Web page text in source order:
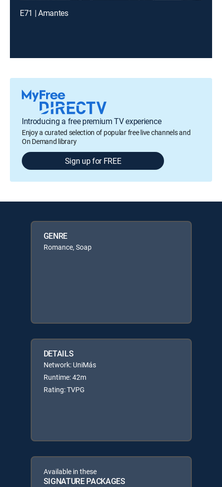
E71 | Amantes
Introducing a free premium TV experience
Enjoy a curated selection of popular free live channels and
On Demand library
Sign up for FREE
GENRE
Romance, Soap
DETAILS
Network: UniMás
Runtime: 42m
Rating: TVPG
Available in these
SIGNATURE PACKAGES